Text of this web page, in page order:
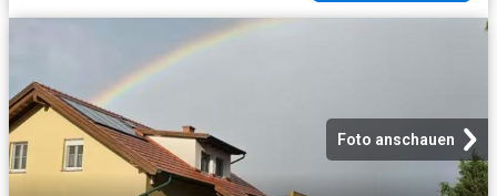
Foto anschauen